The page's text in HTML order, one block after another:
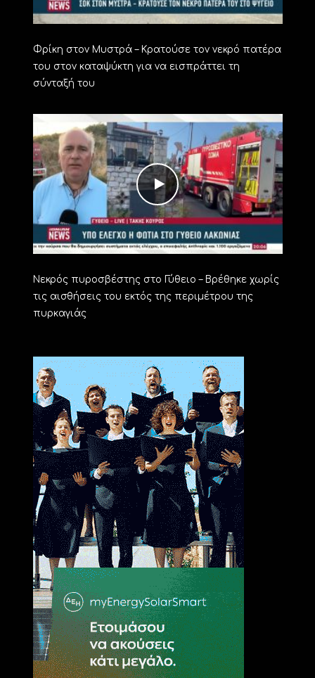
Φρίκη στον Μυστρά – Κρατούσε τον νεκρό πατέρα
του στον καταψύκτη για να εισπράττει τη
σύνταξή του
Νεκρός πυροσβέστης στο Γύθειο – Βρέθηκε χωρίς
τις αισθήσεις του εκτός της περιμέτρου της
πυρκαγιάς